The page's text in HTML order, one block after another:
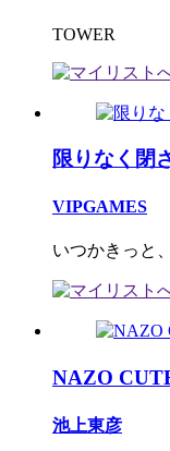
TOWER
限りなく閉
VIPGAMES
いつかきっと
NAZO
池上東彦